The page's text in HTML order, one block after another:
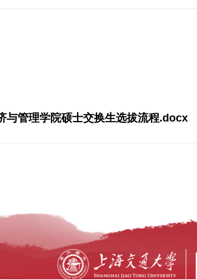
与管理学院硕士交换生选拔流程.docx